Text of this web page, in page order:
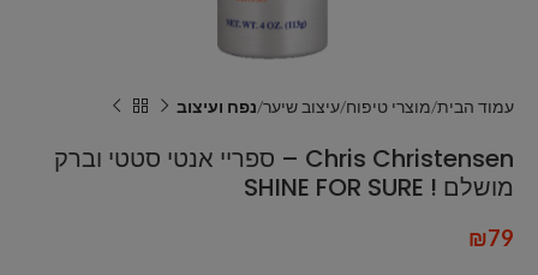
עמוד הבית מוצרי טיפוח עיצוב שיער נפח ועיצוב
Chris Christensen – ספריי אנטי סטטי וברק
מושלם ! SHINE FOR SURE
₪79